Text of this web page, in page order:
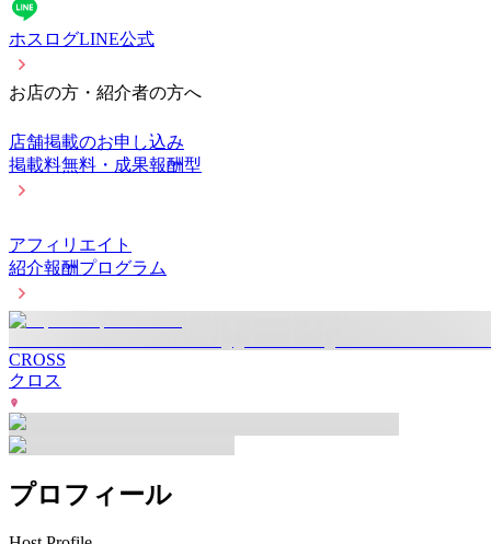
ホスログLINE公式
お店の方・紹介者の方へ
店舗掲載のお申し込み
掲載料無料・成果報酬型
アフィリエイト
紹介報酬プログラム
CROSS
クロス
プロフィール